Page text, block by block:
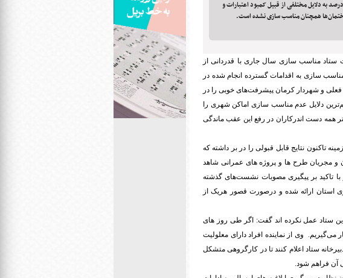
سازی شده و ۶۵ درصد به دلایل مختلفی از قبیل کمبود اعتبارات و
همچنان مناسب سازی نشده است.
ستاد مناسب سازی سال جاری با قدردانی از
سازی به اقدامات گسترده انجام شده در
فعلی و شهردار کرمان پیشرفت‌های خوبی را در
دلایل عدم مناسب سازی اماکن شهری را
همه دست اندرکاران در رفع این عقب ماندگی
تاکنون نتایج قابل قبولی را در بر داشته که
و مجریان طرح ها و پروژه های عمرانی شاهد
با تاکید بر پیگیری مصوبات نشست‌های گذشته
استان ارائه شده و درصورت قصور هریک از
ستاد عمل نکرده اند گفت: اگر طی روز های
می‌گیریم. وی از نماینده افراد دارای معلولیت
ستاد اعلام کنند تا در کارگروهی متشکل
آن فراهم شود.